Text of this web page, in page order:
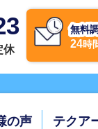
の声 テクア
休
無料
24時